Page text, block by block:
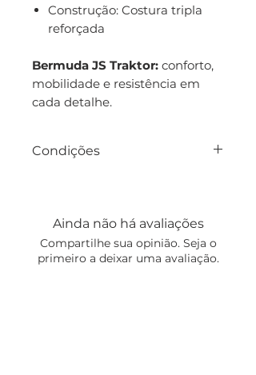
Construção: Costura tripla
reforçada
Bermuda JS Traktor: conforto,
mobilidade e resistência em
cada detalhe.
Condições
encomenda).
Ainda não há avaliações
Compartilhe sua opinião. Seja o
primeiro a deixar uma avaliação.